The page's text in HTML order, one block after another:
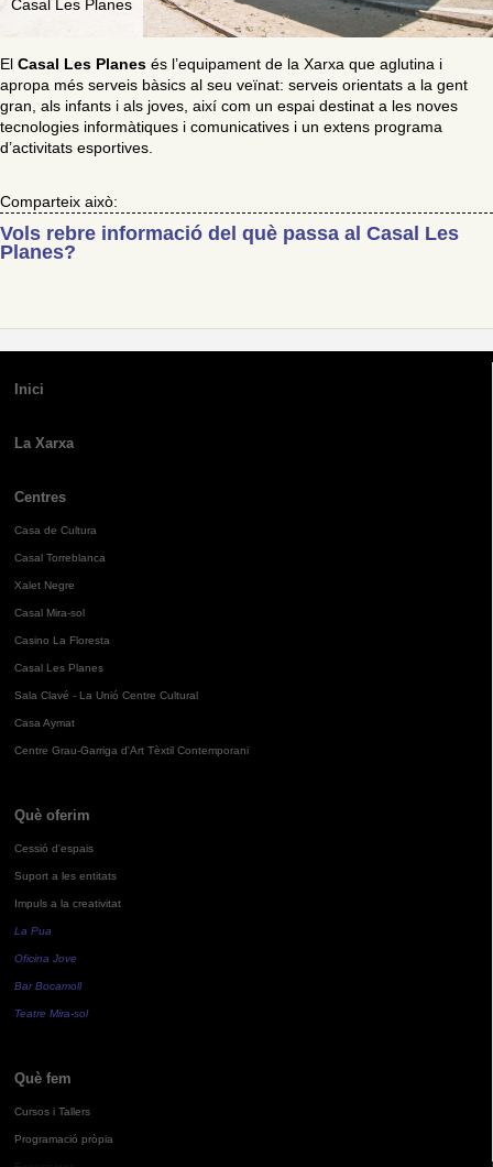
Casal Les Planes
El Casal Les Planes és l’equipament de la Xarxa que aglutina i
apropa més serveis bàsics al seu veïnat: serveis orientats a la gent
gran, als infants i als joves, així com un espai destinat a les noves
tecnologies informàtiques i comunicatives i un extens programa
d’activitats esportives.
Comparteix això:
Vols rebre informació del què passa al Casal Les
Planes?
Inici
La Xarxa
Centres
Casa de Cultura
Casal Torreblanca
Xalet Negre
Casal Mira-sol
Casino La Floresta
Casal Les Planes
Sala Clavé - La Unió Centre Cultural
Casa Aymat
Centre Grau-Garriga d'Art Tèxtil Contemporani
Què oferim
Cessió d'espais
Suport a les entitats
Impuls a la creativitat
La Pua
Oficina Jove
Bar Bocamoll
Teatre Mira-sol
Què fem
Cursos i Tallers
Programació pròpia